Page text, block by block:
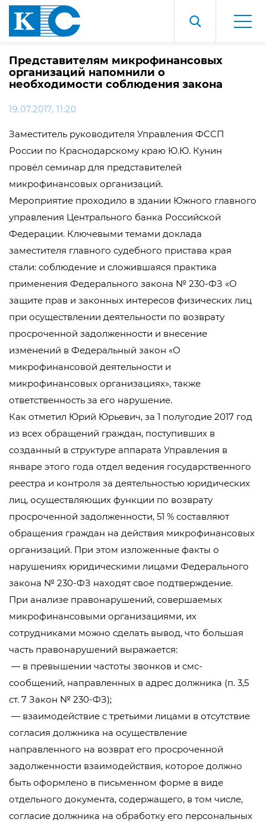
Представителям микрофинансовых
организаций напомнили о
необходимости соблюдения закона
19.07.2017, 11:20
Заместитель руководителя Управления ФССП
России по Краснодарскому краю Ю.Ю. Кунин
провёл семинар для представителей
микрофинансовых организаций.
Мероприятие проходило в здании Южного главного
управления Центрального банка Российской
Федерации. Ключевыми темами доклада
заместителя главного судебного пристава края
стали: соблюдение и сложившаяся практика
применения Федерального закона № 230-ФЗ «О
защите прав и законных интересов физических лиц
при осуществлении деятельности по возврату
просроченной задолженности и внесение
изменений в Федеральный закон «О
микрофинансовой деятельности и
микрофинансовых организациях», также
ответственность за его нарушение.
Как отметил Юрий Юрьевич, за 1 полугодие 2017 год
из всех обращений граждан, поступивших в
созданный в структуре аппарата Управления в
январе этого года отдел ведения государственного
реестра и контроля за деятельностью юридических
лиц, осуществляющих функции по возврату
просроченной задолженности, 51 % составляют
обращения граждан на действия микрофинансовых
организаций. При этом изложенные факты о
нарушениях юридическими лицами Федерального
закона № 230-ФЗ находят свое подтверждение.
При анализе правонарушений, совершаемых
микрофинансовыми организациями, их
сотрудниками можно сделать вывод, что большая
часть правонарушений выражается:
— в превышении частоты звонков и смс-
сообщений, направленных в адрес должника (п. 3,5
ст. 7 Закон № 230-ФЗ);
— взаимодействие с третьими лицами в отсутствие
согласия должника на осуществление
направленного на возврат его просроченной
задолженности взаимодействия, которое должно
быть оформлено в письменном форме в виде
отдельного документа, содержащего, в том числе,
согласие должника на обработку его персональных